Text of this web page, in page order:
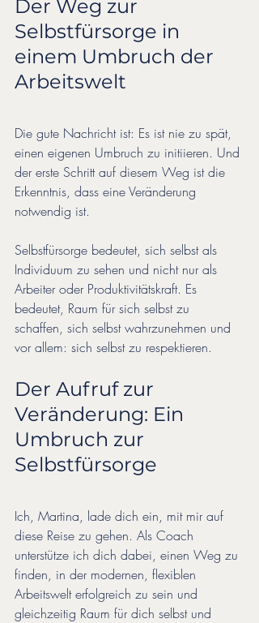
Der Weg zur
Selbstfürsorge in
einem Umbruch der
Arbeitswelt
Die gute Nachricht ist: Es ist nie zu spät,
einen eigenen Umbruch zu initiieren. Und
der erste Schritt auf diesem Weg ist die
Erkenntnis, dass eine Veränderung
notwendig ist.
Selbstfürsorge bedeutet, sich selbst als
Individuum zu sehen und nicht nur als
Arbeiter oder Produktivitätskraft. Es
bedeutet, Raum für sich selbst zu
schaffen, sich selbst wahrzunehmen und
vor allem: sich selbst zu respektieren.
Der Aufruf zur
Veränderung: Ein
Umbruch zur
Selbstfürsorge
Ich, Martina, lade dich ein, mit mir auf
diese Reise zu gehen. Als Coach
unterstütze ich dich dabei, einen Weg zu
finden, in der modernen, flexiblen
Arbeitswelt erfolgreich zu sein und
gleichzeitig Raum für dich selbst und